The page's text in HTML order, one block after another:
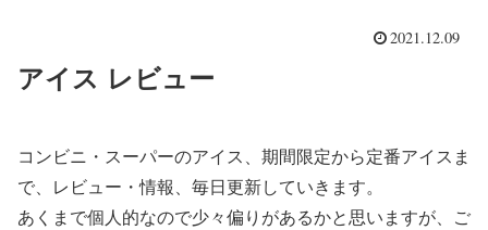
2021.12.09
アイス レビュー
コンビニ・スーパーのアイス、期間限定から定番アイスま
で、レビュー・情報、毎日更新していきます。
あくまで個人的なので少々偏りがあるかと思いますが、ご